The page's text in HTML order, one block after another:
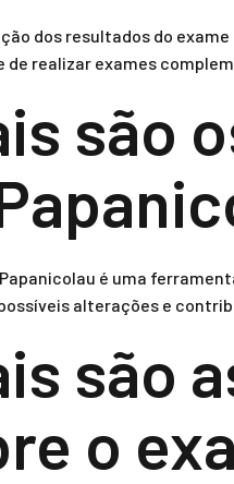
dos resultados do
de realizar exames
são
Papanicolau é uma
alterações e
são
o